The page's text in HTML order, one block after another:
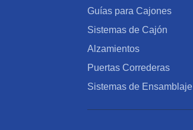
Guías para Cajones
Sistemas de Cajón
Alzamientos
Puertas Correderas
Sistemas de Ensamblaje